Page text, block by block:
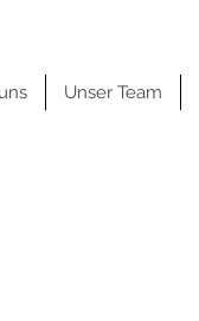
Unser Team